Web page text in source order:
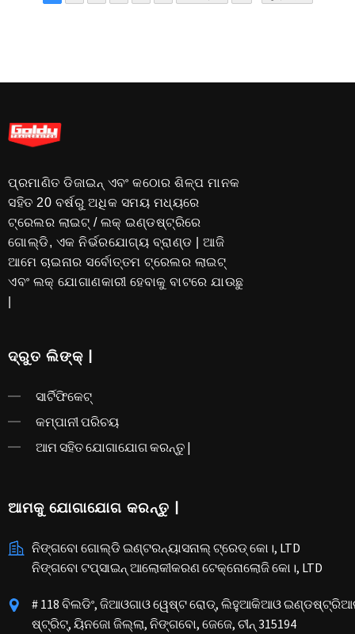
ପ୍ରମାଣିତ ଡିଜାଇନ୍ ଏବଂ କଠୋର ଶିଳ୍ପ ମାନକ
ସହିତ 20 ବର୍ଷରୁ ଅଧିକ ସମୟ ମଧ୍ୟରେ
ଟ୍ରେଲର ଲାଇଟ୍ / ଲକ୍ ଇଣ୍ଡଷ୍ଟ୍ରିରେ
ଗୋଲ୍ଡି, ଏକ ନିର୍ଭରଯୋଗ୍ୟ ବ୍ରାଣ୍ଡ | ଆଜି
ଆମେ ଚାଇନାର ସର୍ବୋତ୍ତମ ଟ୍ରେଲର ଲାଇଟ୍
ଏବଂ ଲକ୍ ଯୋଗାଣକାରୀ ହେବାକୁ ବାଟରେ ଯାଉଛୁ
ଦ୍ରୁତ ଲିଙ୍କ୍ |
ସାର୍ଟିଫିକେଟ୍
କମ୍ପାନୀ ପରିଚୟ
ଆମ ସହିତ ଯୋଗାଯୋଗ କରନ୍ତୁ |
ଆମକୁ ଯୋଗାଯୋଗ କରନ୍ତୁ |
ନିଙ୍ଗବୋ ଗୋଲ୍ଡି ଇଣ୍ଟରନ୍ୟାସନାଲ୍ ଟ୍ରେଡ୍ କୋ।, LTD
ନିଙ୍ଗବୋ ଟପ୍ସାଇନ୍ ଆଲୋକୀକରଣ ଟେକ୍ନୋଲୋଜି କୋ।, LTD
# 118 ବିଲଡିଂ, ଜିଆଓଗାଓ ୱେଷ୍ଟ ରୋଡ୍, ଲିହୁଆକିଆଓ
ଷ୍ଟ୍ରିଟ୍, ୟିନଜୋ ଜିଲ୍ଲା, ନିଙ୍ଗବୋ, ଜେଜେ, ଚୀନ୍ 315194